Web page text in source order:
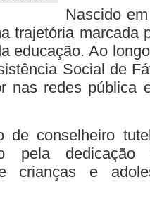
Nascido
trajetória marcada
educação. Ao
Social de
nas redes pública
de conselheiro
pela dedicação
crianças e